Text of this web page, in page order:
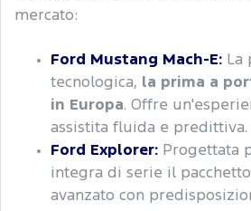
mercato:
Ford Mustang Mach-E: La
tecnologica, la prima a
in Europa. Offre
assistita fluida e predittiva.
Ford Explorer: Progettata
integra di serie il
avanzato con